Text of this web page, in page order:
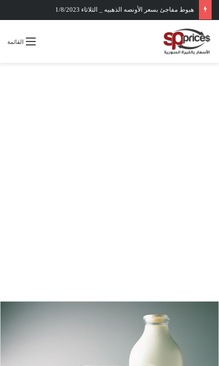
هبوط مفاجئ بسعر الأونصه الذهبيه _ الثلاثاء 1/8/2023
القائمة